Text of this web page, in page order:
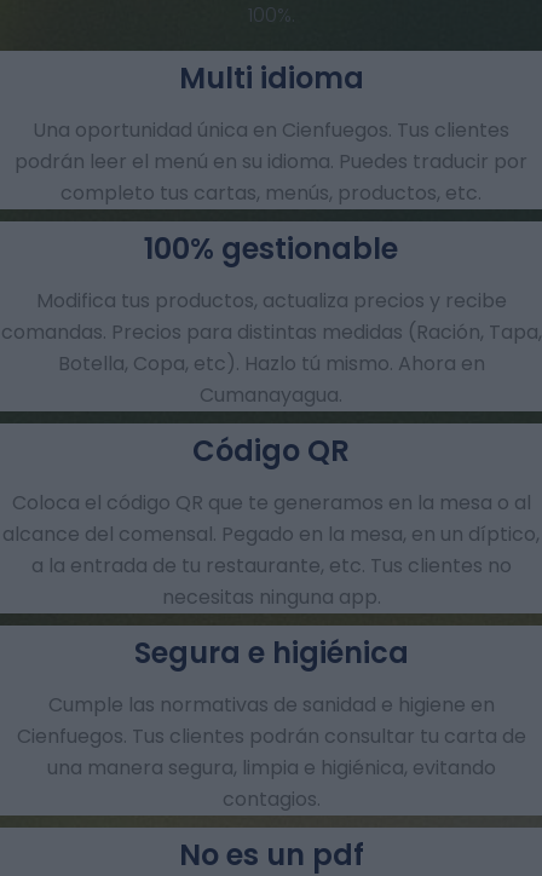
100%.
Una oportunidad única en Cienfuegos. Tus clientes
podrán leer el menú en su idioma. Puedes traducir por
completo tus cartas, menús, productos, etc.
Multi idioma
Modifica tus productos, actualiza precios y recibe
comandas.​ Precios para distintas medidas (Ración, Tapa,
Botella, Copa, etc). Hazlo tú mismo. Ahora en
Cumanayagua.
100% gestionable
Coloca el código QR que te generamos en la mesa o al
alcance del comensal. Pegado en la mesa, en un díptico,
a la entrada de tu restaurante, etc. Tus clientes no
necesitas ninguna app.
Código QR
Cumple las normativas de sanidad e higiene en
Cienfuegos. Tus clientes podrán consultar tu carta de
una manera segura, limpia e higiénica, evitando
contagios.
Segura e higiénica
No es un pdf